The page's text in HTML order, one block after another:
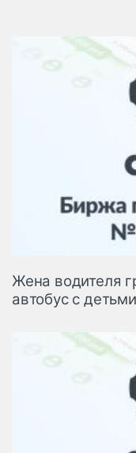
Жена водителя
автобус с